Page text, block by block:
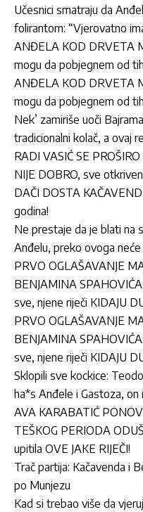
Učesnici smatraju da
folirantom: “Vjerovatno
ANĐELA KOD DRVETA
mogu da pobjegnem od
ANĐELA KOD DRVETA
mogu da pobjegnem od
Nek’ zamiriše uoči
tradicionalni kolač, a ovaj
RADI VASIĆ SE
NIJE DOBRO, sve
DAČI DOSTA
godina!
Ne prestaje da je blati na
Anđelu, preko ovoga
PRVO OGLAŠAVANJE
BENJAMINA
sve, njene riječi KIDAJU
PRVO OGLAŠAVANJE
BENJAMINA
sve, njene riječi KIDAJU
Sklopili sve kockice:
ha*s Anđele i Gastoza, on
AVA KARABATIĆ
TEŠKOG PERIODA
upitila OVE JAKE RIJEČI!
Trač partija: Kačavenda i
po Munjezu
Kad si trebao više da